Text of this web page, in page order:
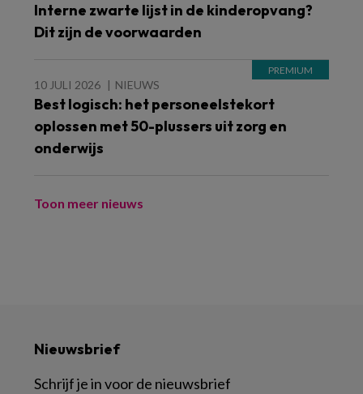
Interne zwarte lijst in de kinderopvang?
Dit zijn de voorwaarden
10 JULI 2026 NIEUWS
Best logisch: het personeelstekort
oplossen met 50-plussers uit zorg en
onderwijs
Toon meer nieuws
Nieuwsbrief
Schrijf je in voor de nieuwsbrief